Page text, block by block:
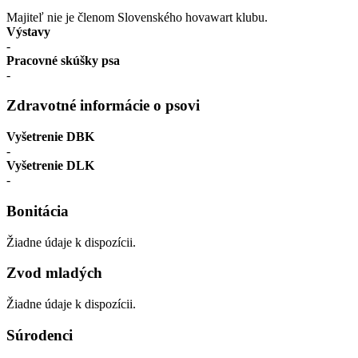
Majiteľ nie je členom Slovenského hovawart klubu.
Výstavy
-
Pracovné skúšky psa
-
Zdravotné informácie o psovi
Vyšetrenie DBK
-
Vyšetrenie DLK
-
Bonitácia
Žiadne údaje k dispozícii.
Zvod mladých
Žiadne údaje k dispozícii.
Súrodenci